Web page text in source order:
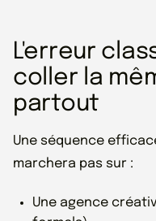
L'erreur
coller la
partout
Une séquence
marchera pas sur :
Une agence